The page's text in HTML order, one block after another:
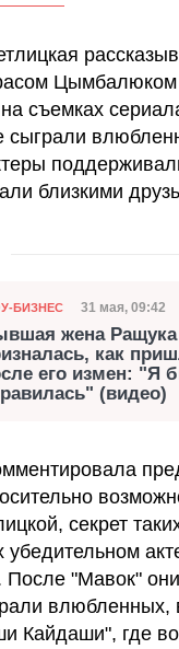
Цымбалюком
съемках
сыграли
близкими
БИЗНЕС Дата
31 мая, 09:42
жена
как
его измен: "Я
(видео)
секрет
убедительном
После "Мавок"
влюбленных,
Кайдаши", где